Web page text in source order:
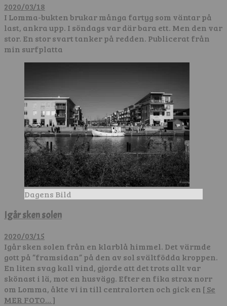
2020/03/18
I Lomma-bukten brukar många fartyg som väntar på
last, ankra upp. I söndags var där bara ett. Men den var
stor. En stor svart tanker på redden. Publicerat från
min surfplatta
Dagens Bild
Igår sken solen
2020/03/15
Igår sken solen från en klarblå himmel. Det värmde
gott på ”framsidan” på den av sol svältfödda kroppen.
En liten svag kall vind, gjorde att det trots allt var
skönast i lä, mot en husvägg. Efter en fika strax norr
om Lomma, åkte vi in till centralorten och gick en [ Se
MER FOTO… ]